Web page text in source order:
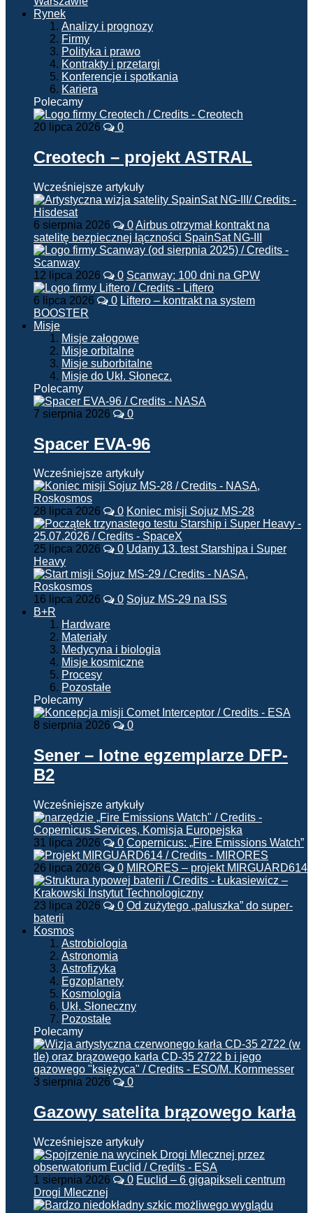
Rynek
Analizy i prognozy
Firmy
Polityka i prawo
Kontrakty i przetargi
Konferencje i spotkania
Kariera
Polecamy
20 lipca 2026 0
Creotech – projekt ASTRAL
Wcześniejsze artykuły
6 sierpnia 2026 0Airbus otrzymał kontrakt na
satelitę bezpiecznej łączności SpainSat NG-III
12 lipca 2026 0 Scanway: 100 dni na GPW
6 lipca 2026 0 Liftero – kontrakt na system
BOOSTER
Misje
Misje załogowe
Misje orbitalne
Misje suborbitalne
Misje do Ukł. Słonecz.
Polecamy
7 sierpnia 2026 0
Spacer EVA-96
Wcześniejsze artykuły
28 lipca 2026 0 Koniec misji Sojuz MS-28
25 lipca 2026 0 Udany 13. test Starshipa i Super
Heavy
16 lipca 2026 0 Sojuz MS-29 na ISS
B+R
Hardware
Materiały
Medycyna i biologia
Misje kosmiczne
Procesy
Pozostałe
Polecamy
8 sierpnia 2026 0
Sener – lotne egzemplarze DFP-
B2
Wcześniejsze artykuły
31 lipca 2026 0 Copernicus: „Fire Emissions Watch”
26 lipca 2026 0 MIRORES – projekt MIRGUARD614
23 lipca 2026 0 Od zużytego „paluszka” do super-
baterii
Kosmos
Astrobiologia
Astronomia
Astrofizyka
Egzoplanety
Kosmologia
Ukł. Słoneczny
Pozostałe
Polecamy
3 sierpnia 2026 0
Gazowy satelita brązowego karła
Wcześniejsze artykuły
1 sierpnia 2026 0 Euclid – 6 gigapikseli centrum
Drogi Mlecznej